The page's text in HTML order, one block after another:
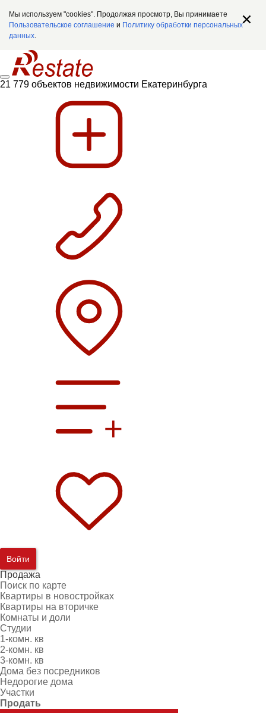
Мы используем "cookies". Продолжая просмотр, Вы принимаете
Пользовательское соглашение и Политику обработки персональных
данных.
21 779 объектов недвижимости Екатеринбурга
Войти
Продажа
Поиск по карте
Квартиры в новостройках
Квартиры на вторичке
Комнаты и доли
Студии
1-комн. кв
2-комн. кв
3-комн. кв
Дома без посредников
Недорогие дома
Участки
Продать